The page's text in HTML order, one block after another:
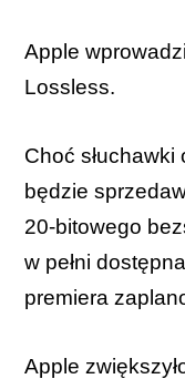
Apple
Lossless.
Choć
będzie
20-bitowego
w pełni
premiera
Apple